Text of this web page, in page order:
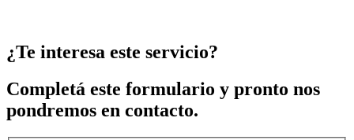
¿Te interesa este servicio?
Completá este formulario y pronto nos
pondremos en contacto.